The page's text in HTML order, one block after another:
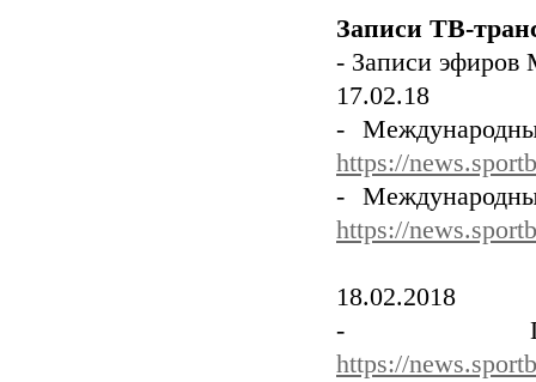
Записи ТВ-
- Записи
17.02.18
-
https://
-
https://
18.02.2018
-
https://